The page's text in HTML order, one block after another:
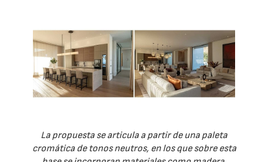
La propuesta se articula a partir de una paleta
cromática de tonos neutros, en los que sobre esta